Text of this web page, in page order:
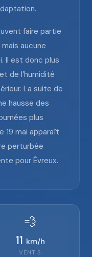
faire partie
aucune
Il est donc plus
de l’humidité
La suite de
hausse des
plus
19 mai apparaît
perturbée
pour Évreux.
💨
11 km/h
VENT S